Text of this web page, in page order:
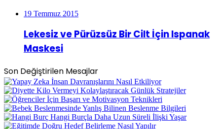
19 Temmuz 2015
Lekesiz ve Pürüzsüz Bir Cilt İçin Ispanak
Maskesi
Son Değiştirilen Mesajlar